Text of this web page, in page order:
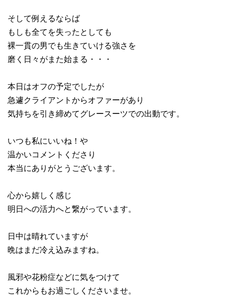
そして例えるならば
もしも全てを失ったとしても
裸一貫の男でも生きていける強さを
磨く日々がまた始まる・・・
本日はオフの予定でしたが
急遽クライアントからオファーがあり
気持ちを引き締めてグレースーツでの出動です。
いつも私にいいね！や
温かいコメントくださり
本当にありがとうございます。
心から嬉しく感じ
明日への活力へと繋がっています。
日中は晴れていますが
晩はまだ冷え込みますね。
風邪や花粉症などに気をつけて
これからもお過ごしくださいませ。